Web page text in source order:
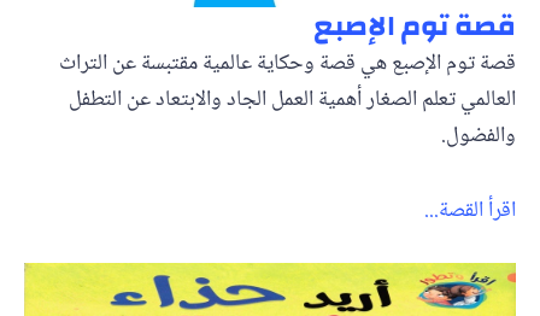
قصة توم الإصبع
قصة توم الإصبع هي قصة وحكاية عالمية مقتبسة عن التراث
العالمي تعلم الصغار أهمية العمل الجاد والابتعاد عن التطفل
والفضول.
اقرأ القصة...